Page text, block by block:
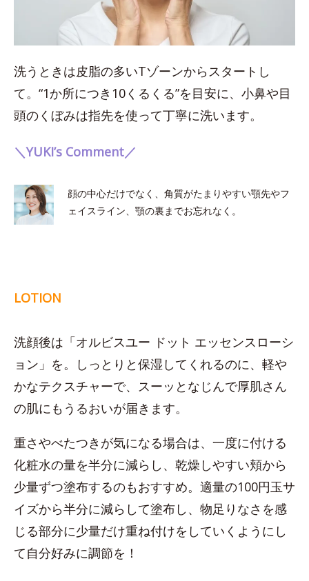
洗うときは皮脂の多いTゾーンからスタートし
て。“1か所につき10くるくる”を目安に、小鼻や目
頭のくぼみは指先を使って丁寧に洗います。
＼YUKI’s Comment／
顔の中心だけでなく、角質がたまりやすい顎先やフ
ェイスライン、顎の裏までお忘れなく。
LOTION
洗顔後は「オルビスユー ドット エッセンスローシ
ョン」を。しっとりと保湿してくれるのに、軽や
かなテクスチャーで、スーッとなじんで厚肌さん
の肌にもうるおいが届きます。
重さやべたつきが気になる場合は、一度に付ける
化粧水の量を半分に減らし、乾燥しやすい頬から
少量ずつ塗布するのもおすすめ。適量の100円玉サ
イズから半分に減らして塗布し、物足りなさを感
じる部分に少量だけ重ね付けをしていくようにし
て自分好みに調節を！